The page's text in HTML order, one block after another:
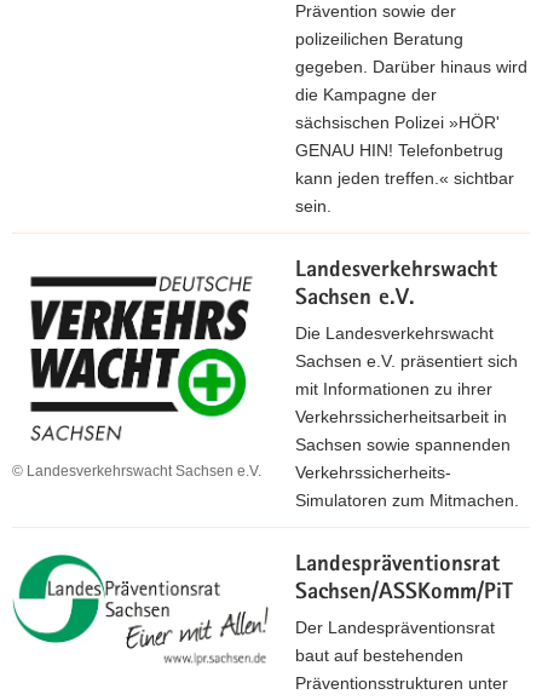
Prävention sowie der
polizeilichen Beratung
gegeben. Darüber hinaus wird
die Kampagne der
sächsischen Polizei »HÖR'
GENAU HIN! Telefonbetrug
kann jeden treffen.« sichtbar
sein.
Landesverkehrswacht
Sachsen e.V.
© Landesverkehrswacht Sachsen e.V.
Die Landesverkehrswacht
Sachsen e.V. präsentiert sich
mit Informationen zu ihrer
Verkehrssicherheitsarbeit in
Sachsen sowie spannenden
Verkehrssicherheits-
Simulatoren zum Mitmachen.
Landespräventionsrat
Sachsen/ASSKomm/PiT
Der Landespräventionsrat
baut auf bestehenden
Präventionsstrukturen unter